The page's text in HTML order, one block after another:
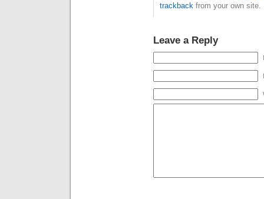
trackback from your own site.
Leave a Reply